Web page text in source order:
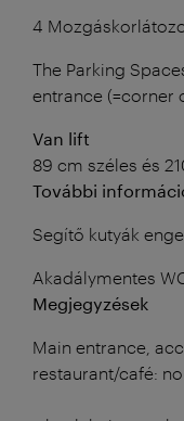
4
The Parking
entrance (=corner
Van lift
89 cm széles és
További
Segítő kutyák
Akadálymentes
Megjegyzések
Main entrance,
restaurant/café: no